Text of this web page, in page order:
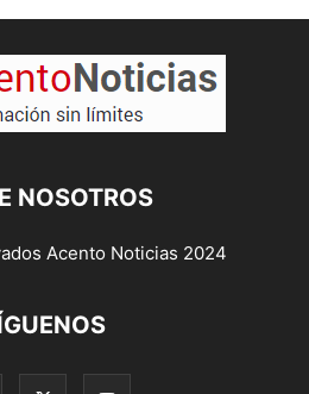
NOSOTROS
Acento Noticias 2024